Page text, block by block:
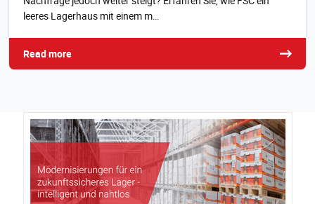
leeres Lagerhaus mit einem m…
Read more